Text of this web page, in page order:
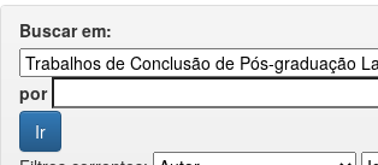
Buscar em:
por